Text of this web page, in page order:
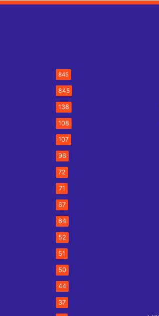
845
845
138
108
107
96
72
71
67
64
52
51
50
44
37